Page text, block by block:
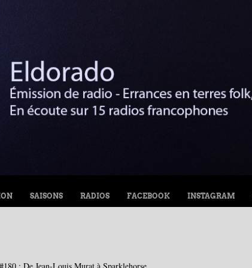
SAISONS RADIOS FACEBOOK INSTAGRAM